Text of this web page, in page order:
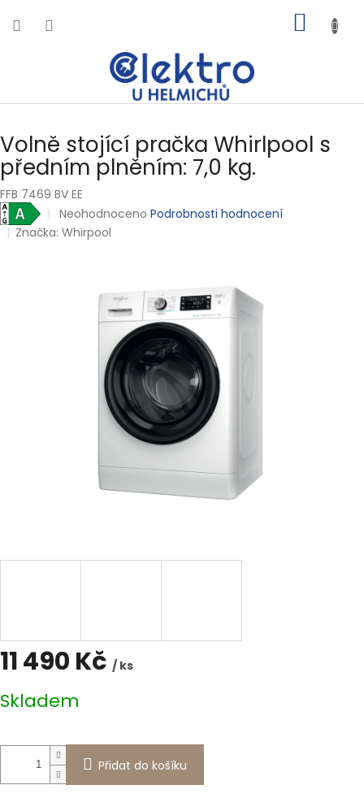
na
KOŠÍK
Volně stojící pračka Whirlpool s
předním plněním: 7,0 kg.
FFB 7469 BV EE
Průměrné
hodnocení
produktu
hvězdiček.
Neohodnoceno Podrobnosti hodnocení
Značka:Whirpool
11 490 Kč / ks
cena:
Skladem
Přidat do košíku